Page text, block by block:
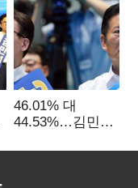
46.01% 대
44.53%…김민석·
'초박빙'(종합)